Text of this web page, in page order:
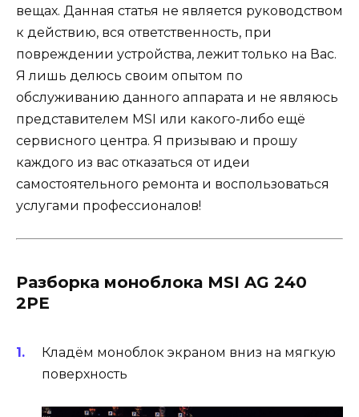
вещах. Данная статья не является руководством
к действию, вся ответственность, при
повреждении устройства, лежит только на Вас.
Я лишь делюсь своим опытом по
обслуживанию данного аппарата и не являюсь
представителем MSI или какого-либо ещё
сервисного центра. Я призываю и прошу
каждого из вас отказаться от идеи
самостоятельного ремонта и воспользоваться
услугами профессионалов!
Разборка моноблока MSI AG 240
2PE
Кладём моноблок экраном вниз на мягкую
поверхность